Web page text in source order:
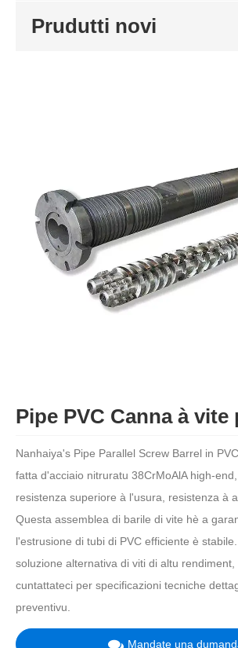
Prudutti novi
Pipe PVC Canna à vite
Nanhaiya's Pipe Parallel Screw Barrel in
fatta d'acciaio nitruratu 38CrMoAlA high-
resistenza superiore à l'usura, resistenza à
Questa assemblea di barile di vite hè a
l'estrusione di tubi di PVC efficiente è
soluzione alternativa di viti di altu rendiment,
cuntattateci per specificazioni tecniche
preventivu.
Mandate una